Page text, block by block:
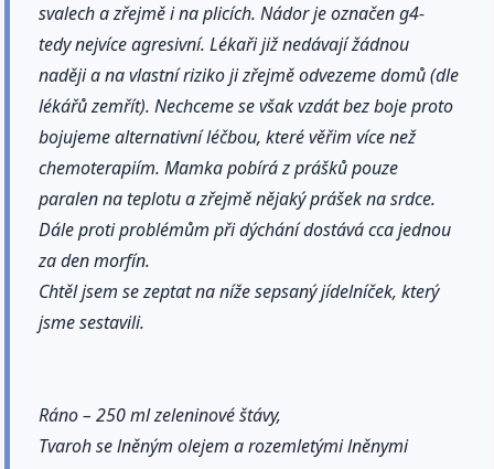
svalech a zřejmě i na plicích. Nádor je označen g4-
tedy nejvíce agresivní. Lékaři již nedávají žádnou
naději a na vlastní riziko ji zřejmě odvezeme domů (dle
lékářů zemřít). Nechceme se však vzdát bez boje proto
bojujeme alternativní léčbou, které věřim více než
chemoterapiím. Mamka pobírá z prášků pouze
paralen na teplotu a zřejmě nějaký prášek na srdce.
Dále proti problémům při dýchání dostává cca jednou
za den morfín.
Chtěl jsem se zeptat na níže sepsaný jídelníček, který
jsme sestavili.
Ráno – 250 ml zeleninové štávy,
Tvaroh se lněným olejem a rozemletými lněnymi